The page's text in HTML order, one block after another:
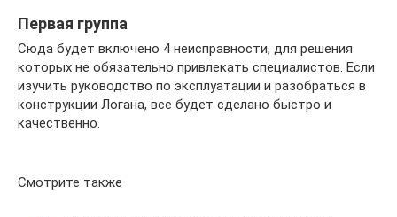
Первая группа
Сюда будет включено 4 неисправности, для решения
которых не обязательно привлекать специалистов. Если
изучить руководство по эксплуатации и разобраться в
конструкции Логана, все будет сделано быстро и
качественно.
Смотрите также